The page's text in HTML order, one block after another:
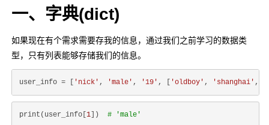
一、字典(dict)
如果现在有个需求需要存我的信息，通过我们之前学习的数据类
型，只有列表能够存储我们的信息。
user_info = [ 'nick' , 'male' , '19' , [ 'oldboy' , 'shanghai' ,
print(user_info[ 1 ]) # 'male'